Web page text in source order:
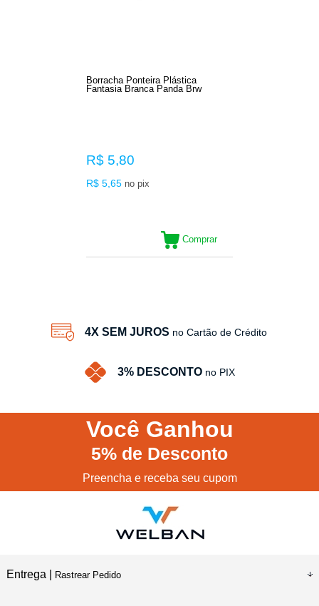
Borracha Ponteira Plástica
Fantasia Branca Panda Brw
R$ 5,80
R$ 5,65 no pix
Comprar
4X SEM JUROS no Cartão de Crédito
3% DESCONTO no PIX
Você Ganhou
5% de Desconto
Preencha e receba seu cupom
Entrega | Rastrear Pedido